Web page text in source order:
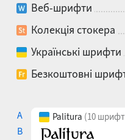
Веб-шрифти
Колекція стокера
Українські шрифти
Безкоштовні
A
B
Palitura (10